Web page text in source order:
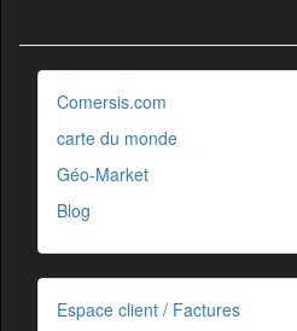
Comersis.com
carte du monde
Géo-Market
Blog
Espace client / Factures